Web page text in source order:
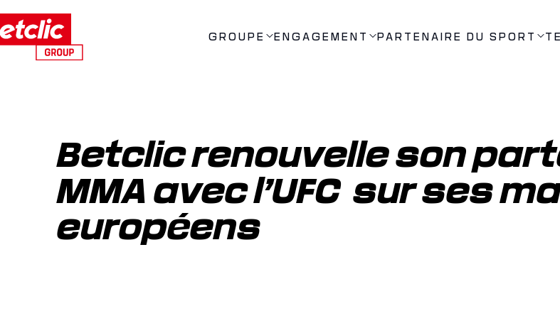
GROUPE ENGAGEMENT PARTENAIRE DU SPORT
Betclic renouvelle son
MMA avec l’UFC  sur ses
européens